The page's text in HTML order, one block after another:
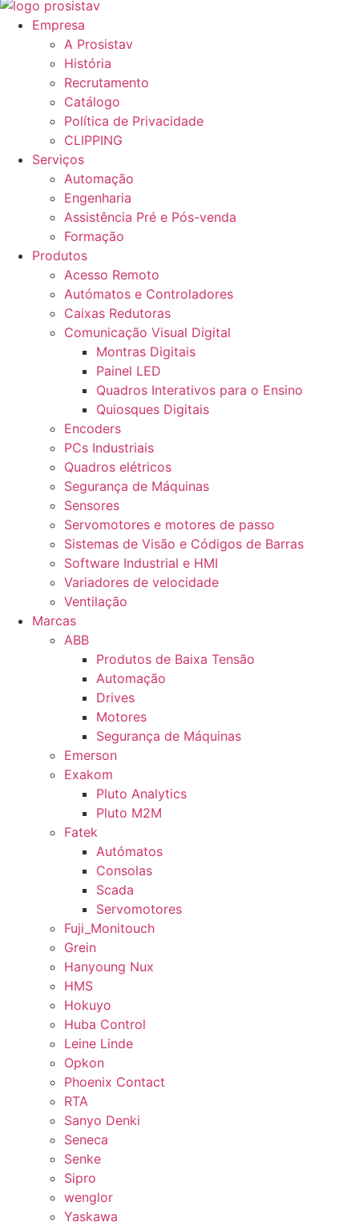
Empresa
A Prosistav
História
Recrutamento
Catálogo
Política de Privacidade
CLIPPING
Serviços
Automação
Engenharia
Assistência Pré e Pós-venda
Formação
Produtos
Acesso Remoto
Autómatos e Controladores
Caixas Redutoras
Comunicação Visual Digital
Montras Digitais
Painel LED
Quadros Interativos para o Ensino
Quiosques Digitais
Encoders
PCs Industriais
Quadros elétricos
Segurança de Máquinas
Sensores
Servomotores e motores de passo
Sistemas de Visão e Códigos de Barras
Software Industrial e HMI
Variadores de velocidade
Ventilação
Marcas
ABB
Produtos de Baixa Tensão
Automação
Drives
Motores
Segurança de Máquinas
Emerson
Exakom
Pluto Analytics
Pluto M2M
Fatek
Autómatos
Consolas
Scada
Servomotores
Fuji_Monitouch
Grein
Hanyoung Nux
HMS
Hokuyo
Huba Control
Leine Linde
Opkon
Phoenix Contact
RTA
Sanyo Denki
Seneca
Senke
Sipro
wenglor
Yaskawa